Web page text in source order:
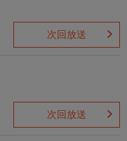
次回放送
次回放送